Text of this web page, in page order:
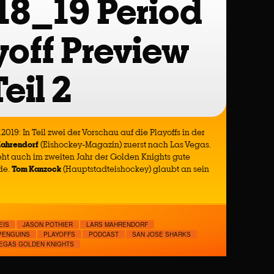
Period
Preview
2
In Teil zwei der Vorschau auf die Playoffs in der
(Eishockey-Magazin) zuerst nach Las Vegas.
auch im zweiten Jahr der Golden Knights gute
Tom Kanzock(Hauptstadteishockey) glaubt an sein
JASON POTHIER
LARS MAHRENDORF
PLAYOFFS PODCAST
SAN JOSE SHARKS
GOLDEN KNIGHTS